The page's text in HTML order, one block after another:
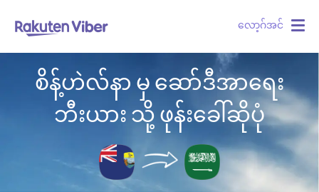
လော့ဂ်အင်
စိန့်ဟဲလ်နာ မှ ဆော်ဒီအာရေး
ဘီးယား သို့ ဖုန်းခေါ်ဆိုပုံ